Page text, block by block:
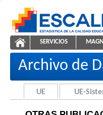
ESCALE - Unidad de
Otras Publicaciones
NAVEGACIÓN
SERVICIOS
Archivo de
UE UE-